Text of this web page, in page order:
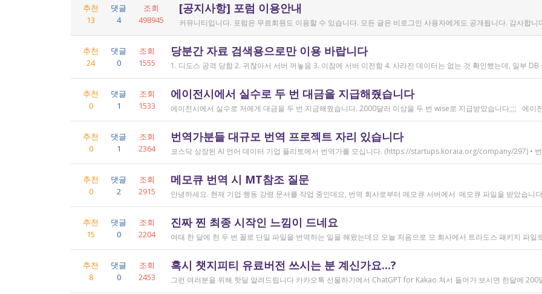
추천
13
댓글
4
조회
498945
[공지사항] 포럼 이용안내
커뮤니티입니다. 포럼은 무료회원도 이용할 수 있습니다. 모든 글은 비로그인 사용자에게도 공개됩니다. 감사합니
추천
24
댓글
0
조회
1555
당분간 자료 검색용으로만 이용 바랍니다
추천
0
댓글
1
조회
1533
에이전시에서 실수로 두 번 대금을 지급해줬습니다
추천
0
댓글
1
조회
2364
번역가분들 대규모 번역 프로젝트 자리 있습니다
추천
0
댓글
2
조회
2915
메모큐 번역 시 MT참조 질문
추천
15
댓글
0
조회
2204
진짜 찐 최종 시작인 느낌이 드네요
추천
8
댓글
0
조회
2453
혹시 챗지피티 유료버전 쓰시는 분 계신가요...?